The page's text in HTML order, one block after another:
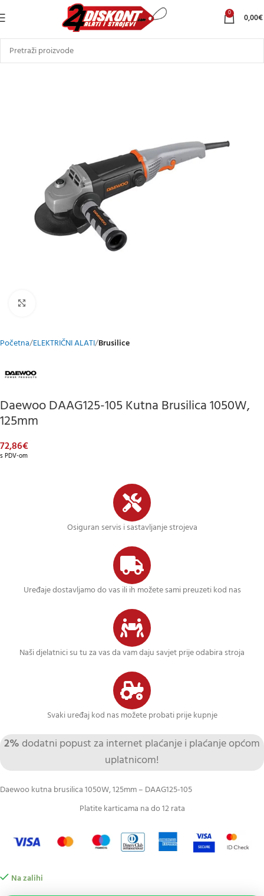
0 0,00€
Početna ELEKTRIČNI ALATI Brusilice
Daewoo DAAG125-105 Kutna Brusilica 1050W,
125mm
72,86€
s PDV-om
Osiguran servis i sastavljanje strojeva
Uređaje dostavljamo do vas ili ih možete sami preuzeti kod nas
Naši djelatnici su tu za vas da vam daju savjet prije odabira stroja
Svaki uređaj kod nas možete probati prije kupnje
2% dodatni popust za internet plaćanje i plaćanje općom
uplatnicom!
Daewoo kutna brusilica 1050W, 125mm – DAAG125-105
Platite karticama na do 12 rata
Na zalihi